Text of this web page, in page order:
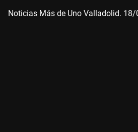
Noticias Más de Uno Valladolid.